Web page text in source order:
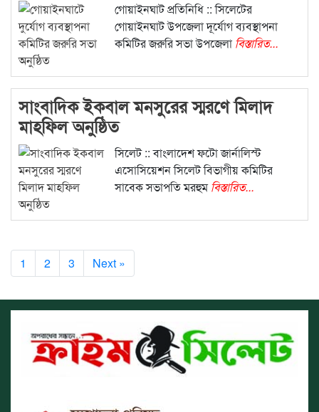
গোয়াইনঘাট প্রতিনিধি :: সিলেটের
গোয়াইনঘাট উপজেলা দূর্যোগ ব্যবস্থাপনা
কমিটির জরুরি সভা উপজেলাবিস্তারিত...
সাংবাদিক ইকবাল মনসুরের স্মরণে মিলাদ
মাহফিল অনুষ্ঠিত
সিলেট :: বাংলাদেশ ফটো জার্নালিস্ট
এসোসিয়েশন সিলেট বিভাগীয় কমিটির
সাবেক সভাপতি মরহুমবিস্তারিত...
1 2 3 Next »